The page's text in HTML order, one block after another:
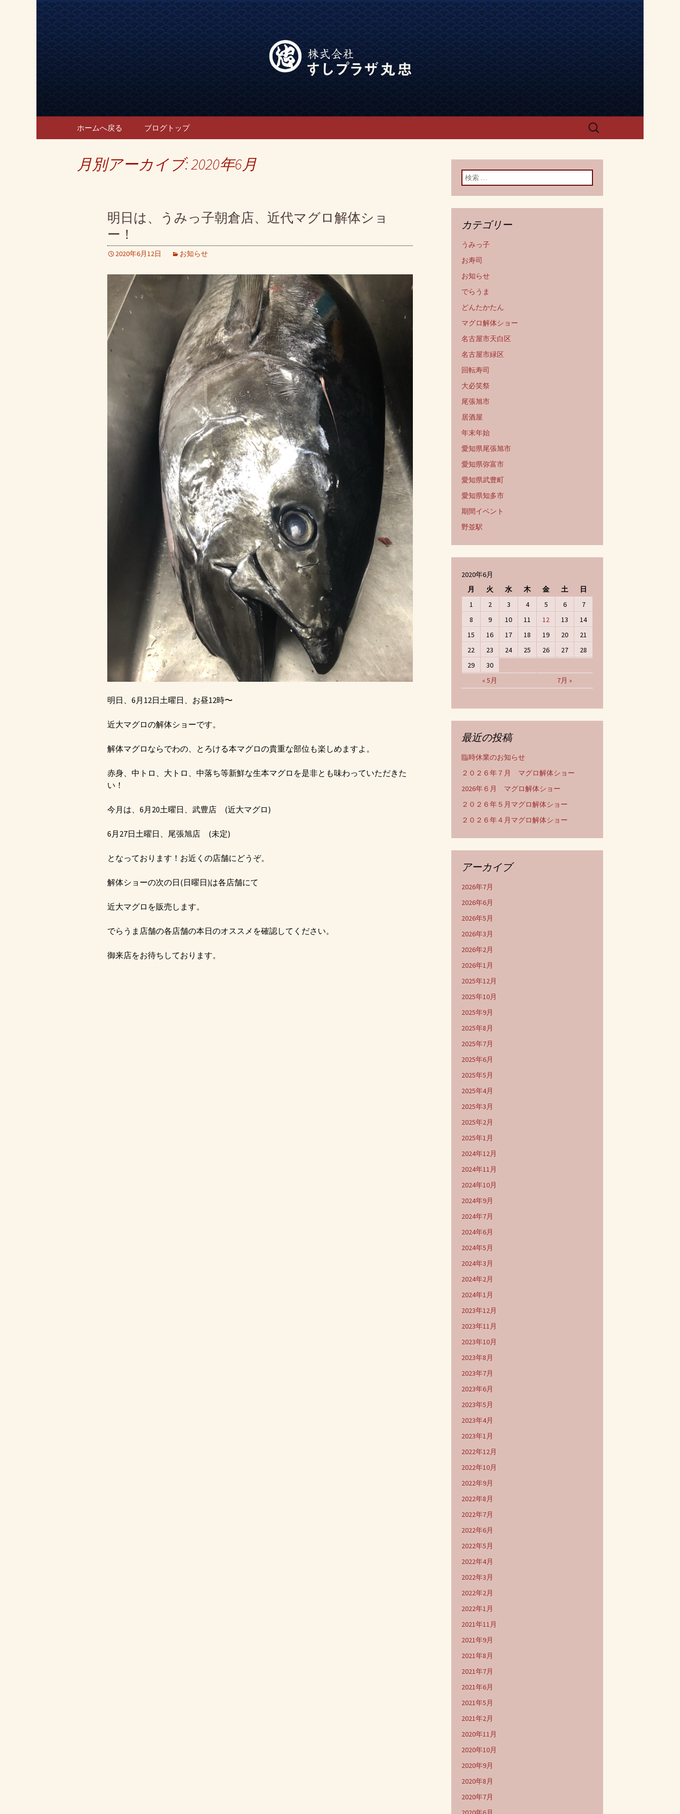
宴会、飲み会なら回転寿司「でらうま」
のブログ
宴会、飲み会なら回転寿司「でらうま」の公式ブログです。
コンテンツへ移動
ホームへ戻る ブログトップ
検
月別アーカイブ: 2020年6月
明日は、うみっ子朝倉店、近代マグロ解体ショ
ー！
2020年6月12日 お知らせ
明日、6月12日土曜日、お昼12時〜
近大マグロの解体ショーです。
解体マグロならでわの、とろける本マグロの貴重な部位も楽しめますよ。
赤身、中トロ、大トロ、中落ち等新鮮な生本マグロを是非とも味わっていただきた
い！
今月は、6月20土曜日、武豊店 (近大マグロ)
6月27日土曜日、尾張旭店 (未定)
となっております！お近くの店舗にどうぞ。
解体ショーの次の日(日曜日)は各店舗にて
近大マグロを販売します。
でらうま店舗の各店舗の本日のオススメを確認してください。
御来店をお待ちしております。
検索:
カテゴリー
うみっ子
お寿司
お知らせ
でらうま
どんたかたん
マグロ解体ショー
名古屋市天白区
名古屋市緑区
回転寿司
大必笑祭
尾張旭市
居酒屋
年末年始
愛知県尾張旭市
愛知県弥富市
愛知県武豊町
愛知県知多市
期間イベント
野並駅
2020年6月
月
火 水 木 金 土 日
« 5月 7月 »
1 2 3 4 5 6
7
8
9 10 11 12 13
14
15
16 17 18 19 20
21
22
23 24 25 26 27
28
29
30
最近の投稿
臨時休業のお知らせ
２０２６年７月 マグロ解体ショー
2026年６月 マグロ解体ショー
２０２６年５月マグロ解体ショー
２０２６年４月マグロ解体ショー
アーカイブ
2026年7月
2026年6月
2026年5月
2026年3月
2026年2月
2026年1月
2025年12月
2025年10月
2025年9月
2025年8月
2025年7月
2025年6月
2025年5月
2025年4月
2025年3月
2025年2月
2025年1月
2024年12月
2024年11月
2024年10月
2024年9月
2024年7月
2024年6月
2024年5月
2024年3月
2024年2月
2024年1月
2023年12月
2023年11月
2023年10月
2023年8月
2023年7月
2023年6月
2023年5月
2023年4月
2023年1月
2022年12月
2022年10月
2022年9月
2022年8月
2022年7月
2022年6月
2022年5月
2022年4月
2022年3月
2022年2月
2022年1月
2021年11月
2021年9月
2021年8月
2021年7月
2021年6月
2021年5月
2021年2月
2020年11月
2020年10月
2020年9月
2020年8月
2020年7月